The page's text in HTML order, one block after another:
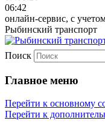
06:42
онлайн-сервис, с
Рыбинский транспорт
Поиск
Главное меню
Перейти к основному
Перейти к